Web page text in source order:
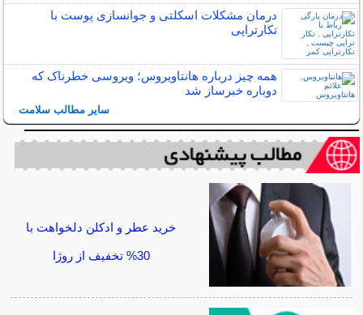
درمان مشکلات اسکلتی و جوانسازی پوست با
تکارتراپی
همه چیز درباره هانتاویروس؛ ویروسی خطرناک که
دوباره خبرساز شد
سایر مطالب سلامت
خرید عطر و ادکلن دلخواهت با
30% تخفیف از روژا